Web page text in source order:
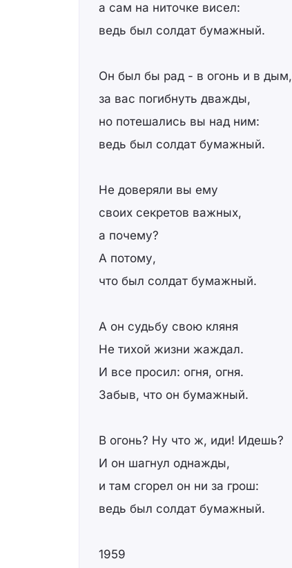
а сам на ниточке висел:
ведь был солдат бумажный.
Он был бы рад - в огонь и в дым,
за вас погибнуть дважды,
но потешались вы над ним:
ведь был солдат бумажный.
Не доверяли вы ему
своих секретов важных,
а почему?
А потому,
что был солдат бумажный.
А он судьбу свою кляня
Не тихой жизни жаждал.
И все просил: огня, огня.
Забыв, что он бумажный.
В огонь? Ну что ж, иди! Идешь?
И он шагнул однажды,
и там сгорел он ни за грош:
ведь был солдат бумажный.
1959